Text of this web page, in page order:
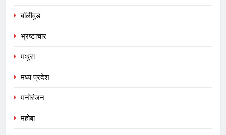
बॉलीवुड
भ्रष्टाचार
मथुरा
मध्य प्रदेश
मनोरंजन
महोबा